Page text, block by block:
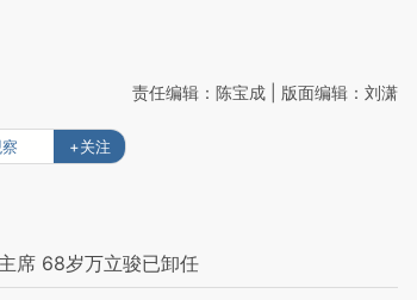
责任编辑：陈宝成 | 版面编辑：刘潇
+关注
席 68岁万立骏已卸任